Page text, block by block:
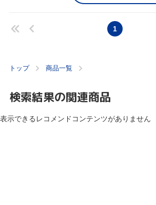
1
トップ 商品一覧
検索結果の関連商品
表示できるレコメンドコンテンツがありません